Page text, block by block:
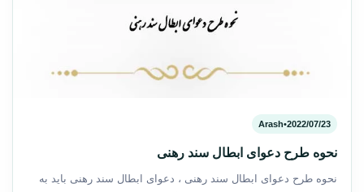
2022/07/23
•
Arash
نحوه طرح دعوای ابطال سند رهنی
نحوه طرح دعوای ابطال سند رهنی ، دعوای ابطال سند رهنی باید به